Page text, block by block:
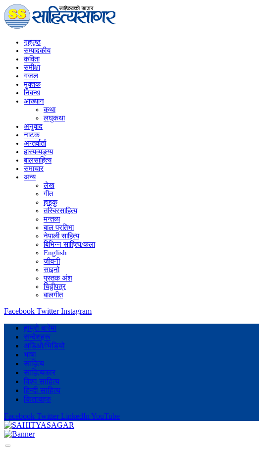
गृहपृष्‍ठ
सम्पादकीय
कविता
समीक्षा
गजल
मुक्तक
निबन्ध
आख्यान
कथा
लघुकथा
अनुवाद
नाटक
अन्तर्वार्ता
हास्यव्यङ्ग्य
बालसाहित्य
समाचार
अन्य
लेख
गीत
हाइकु
तस्बिरसाहित्य
मन्तव्य
बाल प्रतिभा
नेपाली साहित्य
बिभिन्न साहित्य/कला
English
जीवनी
साइनो
पुस्तक अंश
चिठ्ठीपत्र
बालगीत
Facebook Twitter Instagram
हाम्रो बारेमा
सन्देशहरू
अडिओ/भिडियो
भाषा
साहित्य
साहित्यकार
विश्व साहित्य
हिन्दी साहित्य
किताबहरु
Facebook Twitter LinkedIn YouTube